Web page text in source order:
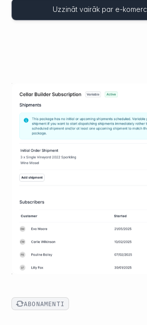
Uzzināt vairāk par e-
ABONAMENTI